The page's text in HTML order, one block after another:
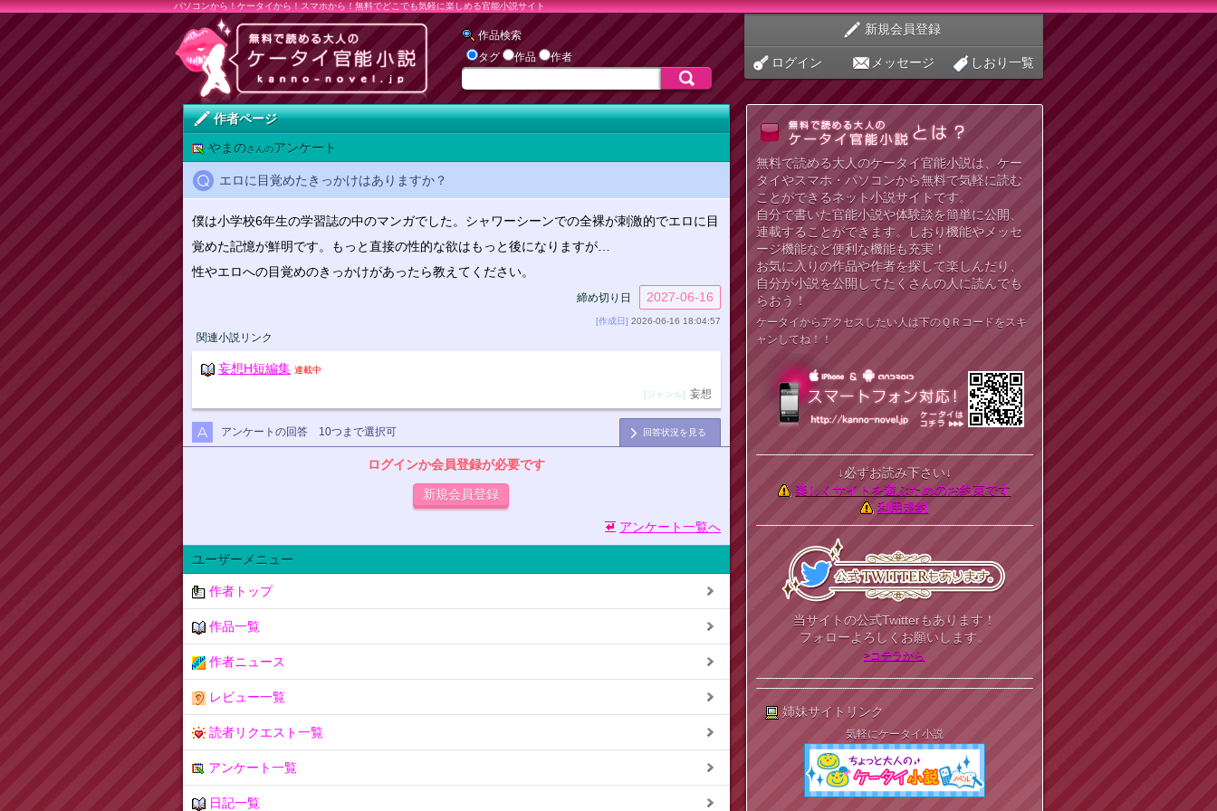
パソコンから！ケータイから！スマホから！無料でどこでも気軽に楽しめる官能小説サイト
作品検索
タグ
作品 作者
新規会員登録
ログイン メッセージ しおり一覧
作者ページ
やまのさんのアンケート
エロに目覚めたきっかけはありますか？
僕は小学校6年生の学習誌の中のマンガでした。シャワーシーンでの全裸が刺激的でエロに目
覚めた記憶が鮮明です。もっと直接の性的な欲はもっと後になりますが…
性やエロへの目覚めのきっかけがあったら教えてください。
締め切り日 2027-06-16
[作成日] 2026-06-16 18:04:57
関連小説リンク
妄想H短編集 連載中
[ジャンル] 妄想
アンケートの回答 10つまで選択可 回答状況を見る
ログインか会員登録が必要です
新規会員登録
アンケート一覧へ
ユーザーメニュー
作者トップ
作品一覧
作者ニュース
レビュー一覧
読者リクエスト一覧
アンケート一覧
日記一覧
無料で読める大人のケータイ官能小説は、ケー
タイやスマホ・パソコンから無料で気軽に読む
ことができるネット小説サイトです。
自分で書いた官能小説や体験談を簡単に公開、
連載することができます。しおり機能やメッセ
ージ機能など便利な機能も充実！
お気に入りの作品や作者を探して楽しんだり、
自分が小説を公開してたくさんの人に読んでも
らおう！
ケータイからアクセスしたい人は下のＱＲコードをスキ
ャンしてね！！
↓必ずお読み下さい↓
楽しくサイトを遊ぶためのお約束です
利用規約
当サイトの公式Twitterもあります！
フォローよろしくお願いします。
>コチラから
姉妹サイトリンク
気軽にケータイ小説